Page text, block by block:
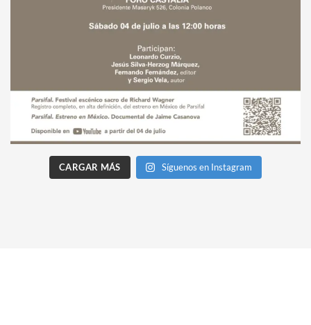
CARGAR MÁS Síguenos en Instagram